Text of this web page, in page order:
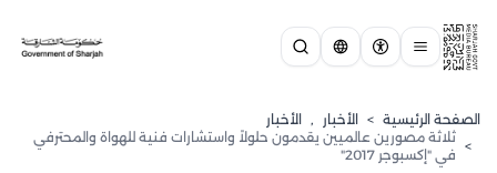
الصفحة الرئيسية > الأخبار , الأخبار
>
ثلاثة مصورين عالميين يقدمون حلولاً واستشارات فنية للهواة والمحترفي
في "إكسبوجر 2017"